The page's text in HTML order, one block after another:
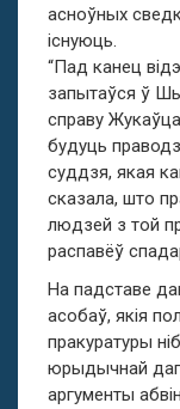
асноўных
існуюць.
“Пад канец
запытаўся ў
справу Жукаўца
будуць
суддзя, якая
сказала, што
людзей з той
распавёў
На падставе
асобаў, якія
пракуратуры
юрыдычнай
аргументы